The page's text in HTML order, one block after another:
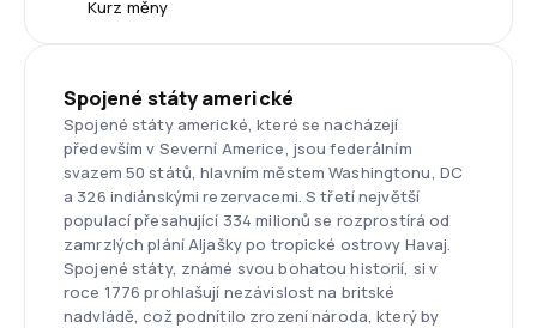
Kurz měny
Spojené státy americké
Spojené státy americké, které se nacházejí
především v Severní Americe, jsou federálním
svazem 50 států, hlavním městem Washingtonu, DC
a 326 indiánskými rezervacemi. S třetí největší
populací přesahující 334 milionů se rozprostírá od
zamrzlých plání Aljašky po tropické ostrovy Havaj.
Spojené státy, známé svou bohatou historií, si v
roce 1776 prohlašují nezávislost na britské
nadvládě, což podnítilo zrození národa, který by